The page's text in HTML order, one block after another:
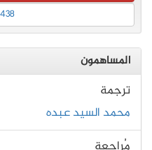
المساهمون
ترجمة
محمد السيد عبده